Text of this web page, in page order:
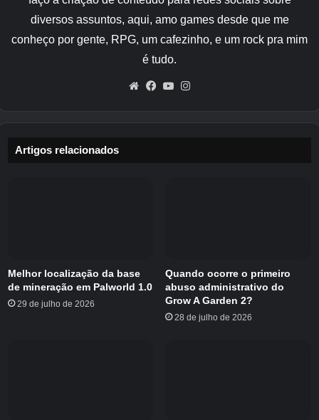
para usar os nossos como base e
depois ajustá-los para se adequar aos
seus personagens.Os valores são
numerados da esquerda para a
uma coisa boa ou ruim (olhando para você,
Walter…)
diversos assuntos, aqui, amo games desde que me
conheço por gente, RPG, um cafezinho, e um rock pra mim
é tudo.
WebsiteFacebook
YouTube
Artigos relacionados
Melhor localização da base
de mineração em Palworld 1.0
29 de julho de 2026
Quando ocorre o primeiro
abuso administrativo do
Grow A Garden 2?
28 de julho de 2026